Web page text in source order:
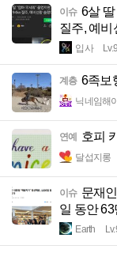
이슈 6살
질주, 예비
입사
계층 6족보
닉네임해
연예 호피
달섭지롱
이슈 문재
일 동안
Earth